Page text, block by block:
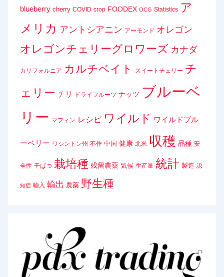
blueberry cherry COVID crop FOODEX OCG Statistics ア
メリカ アントシアニン アーモンド オレゴン
オレゴンチェリーグロワーズ カナダ
カリフォルニア カルチベイト スイートチェリー チ
ェリー チリ ドライフルーツ ナッツ ブルーベ
リー マフィン レシピ ワイルド ワイルドブル
ーベリー ワシントン州 不作 中国 健康 北米 収穫 品種 安
全性 干ばつ 栽培種 残留農薬 気候 生産量 統計 製造 認
知症 輸入 輸出 農薬 野生種